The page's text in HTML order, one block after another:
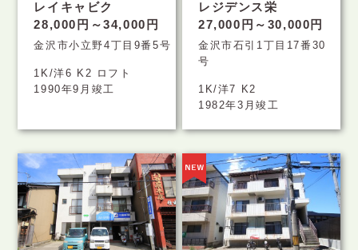
レイキャビク
28,000円～34,000円
金沢市小立野4丁目9番5号
1K/洋6 K2 ロフト
1990年9月竣工
レジデンス栄
27,000円～30,000円
金沢市石引1丁目17番30
号
1K/洋7 K2
1982年3月竣工